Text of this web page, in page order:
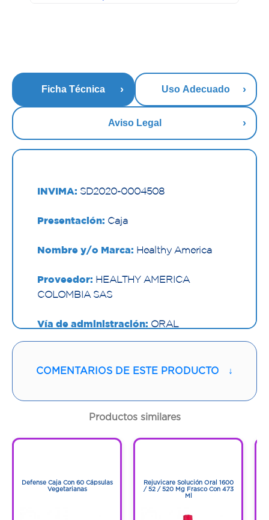
Ficha Técnica Uso Adecuado
Aviso Legal
INVIMA: SD2020-0004508
Presentación: Caja
Nombre y/o Marca: Healthy America
Proveedor: HEALTHY AMERICA
COLOMBIA SAS
Vía de administración: ORAL
1295337
COMENTARIOS DE ESTE PRODUCTO ↓
Productos similares
Defense Caja Con 60 Cápsulas
Vegetarianas
Rejuvicare Solución Oral 1600
/ 52 / 520 Mg Frasco Con 473
Ml